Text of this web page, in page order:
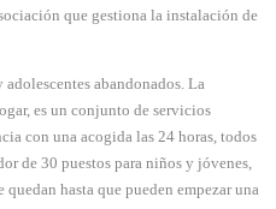
que gestiona la instalación de
abandonados. La
es un conjunto de servicios
con una acogida las 24 horas, todos
de 30 puestos para niños y jóvenes,
quedan hasta que pueden empezar una